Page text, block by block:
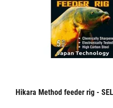
Hikara Method feeder rig -